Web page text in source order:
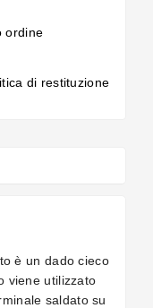
ordine
di restituzione
è un dado cieco
viene utilizzato
saldato su